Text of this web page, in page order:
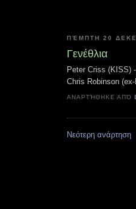
ΠΈΜΠΤΗ 20
Γενέθλια
Peter Criss (KISS)
Chris Robinson
ΑΝΑΡΤΉΘΗΚΕ ΑΠΌ
Νεότερη ανάρτηση